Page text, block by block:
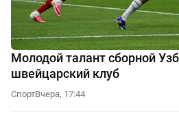
Молодой талант сборной
швейцарский клуб
СпортВчера, 17:44